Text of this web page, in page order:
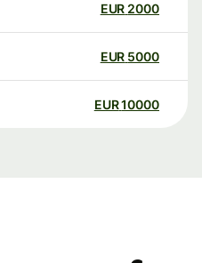
2000
EUR
5000
EUR
10000
EUR